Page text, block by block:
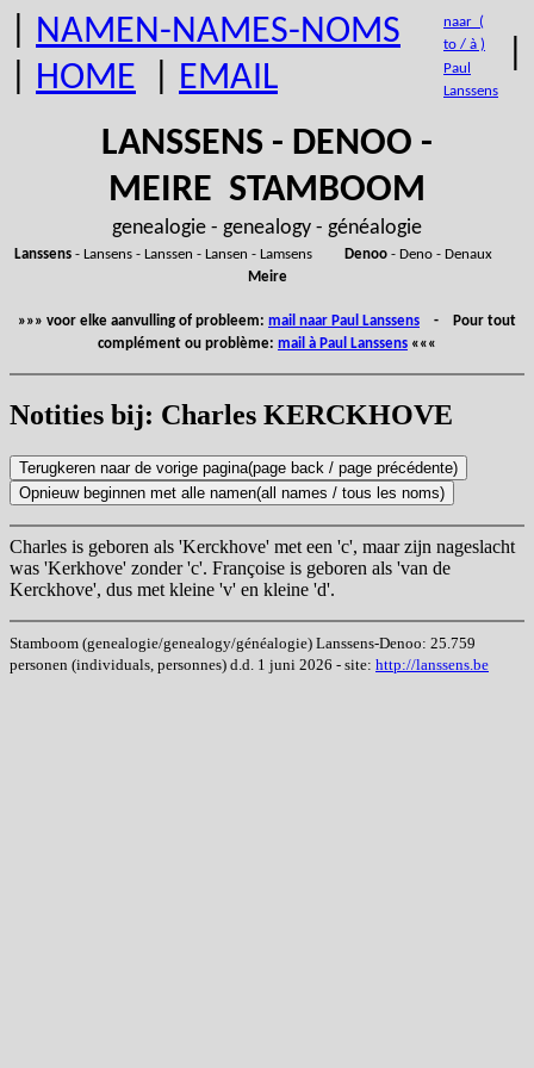
NAMEN-NAMES-NOMS
HOME EMAIL
naar (
to / à )
Paul
Lanssens
LANSSENS - DENOO -
MEIRE STAMBOOM
genealogie - genealogy - généalogie
Lanssens- Lansens - Lanssen - Lansen - Lamsens Denoo- Deno - Denaux
Meire
»»» voor elke aanvulling of probleem: mail naar Paul Lanssens - Pour tout
complément ou problème: mail à Paul Lanssens «««
Notities bij: Charles KERCKHOVE
Charles is geboren als 'Kerckhove' met een 'c', maar zijn nageslacht
was 'Kerkhove' zonder 'c'. Françoise is geboren als 'van de
Kerckhove', dus met kleine 'v' en kleine 'd'.
Stamboom (genealogie/genealogy/généalogie) Lanssens-Denoo: 25.759
personen (individuals, personnes) d.d. 1 juni 2026 - site: http://lanssens.be